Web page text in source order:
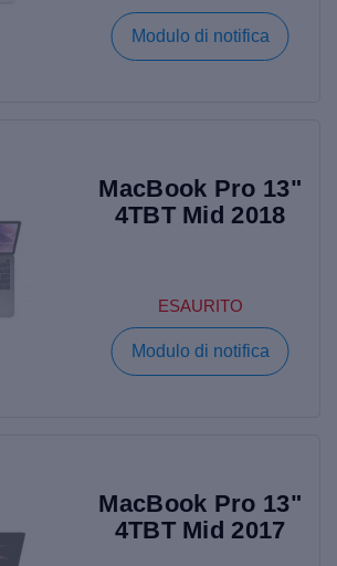
Modulo di notifica
MacBook Pro 13"
4TBT Mid 2018
ESAURITO
Modulo di notifica
MacBook Pro 13"
4TBT Mid 2017